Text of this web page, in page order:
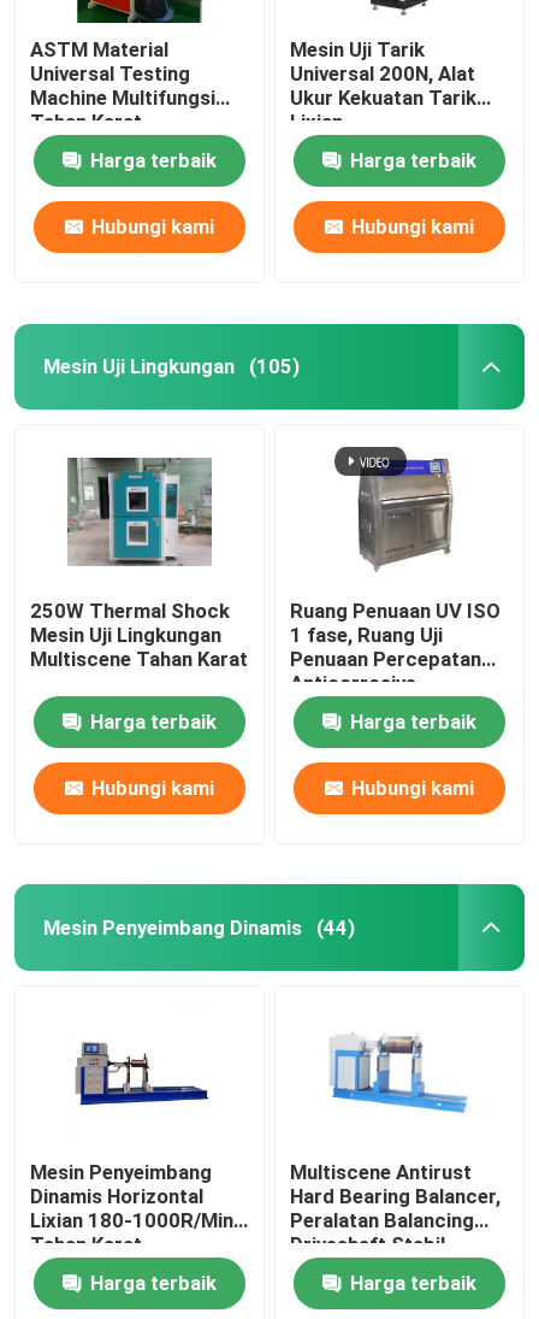
ASTM Material
Universal Testing
Machine Multifungsi
Tahan Karat
Harga terbaik
Hubungi kami
Mesin Uji Tarik
Universal 200N, Alat
Ukur Kekuatan Tarik
Lixian
Harga terbaik
Hubungi kami
Mesin Uji Lingkungan (105)
250W Thermal Shock
Mesin Uji Lingkungan
Multiscene Tahan Karat
Harga terbaik
Hubungi kami
Ruang Penuaan UV ISO
1 fase, Ruang Uji
Penuaan Percepatan
Anticorrosive
Harga terbaik
Hubungi kami
Mesin Penyeimbang Dinamis (44)
Mesin Penyeimbang
Dinamis Horizontal
Lixian 180-1000R/Min
Tahan Karat
Harga terbaik
Multiscene Antirust
Hard Bearing Balancer,
Peralatan Balancing
Driveshaft Stabil
Harga terbaik